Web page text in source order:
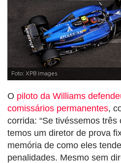
Foto: XPB Images
O piloto da Williams
comissários permanentes,
corrida: “Se tivéssemos
temos um diretor de prova
memória de como eles
penalidades. Mesmo sem